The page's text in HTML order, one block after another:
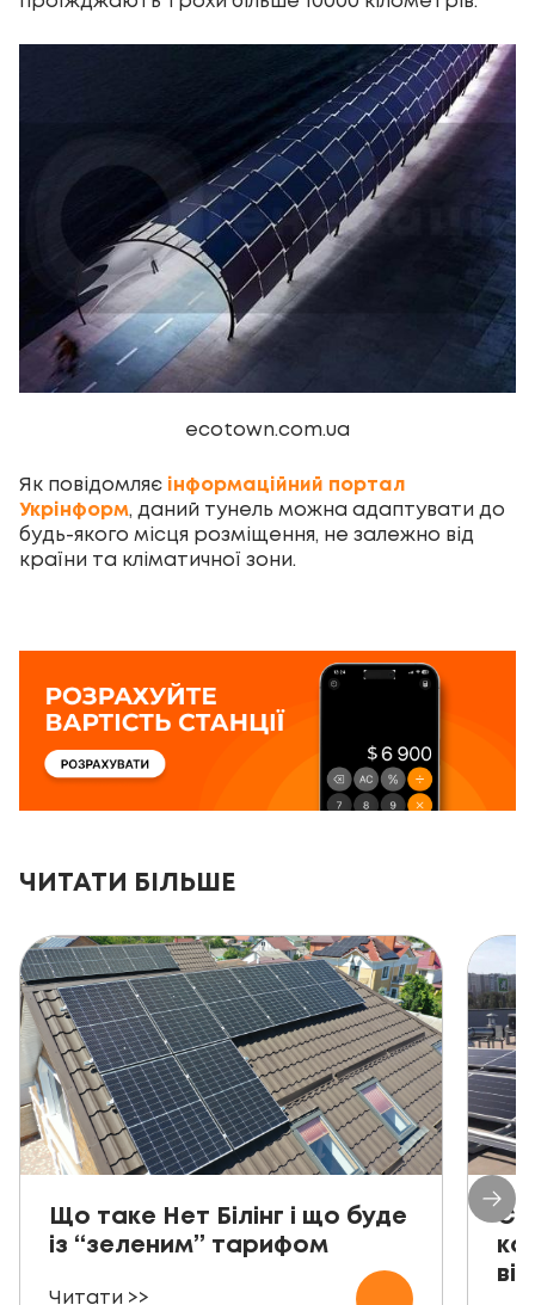
ecotown.com.ua
Як повідомляє інформаційний портал
Укрінформ, даний тунель можна адаптувати до
будь-якого місця розміщення, не залежно від
країни та кліматичної зони.
ЧИТАТИ БІЛЬШЕ
Що таке Нет Білінг і що буде
із “зеленим” тарифом
Читати >>